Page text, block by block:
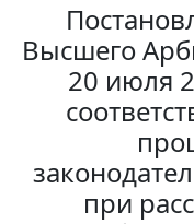
Высшего
20 июля
при